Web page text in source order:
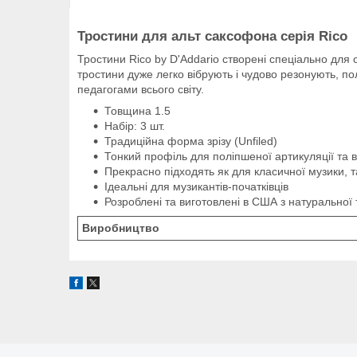
Тростини для альт саксофона серія Rico
Тростини Rico by D'Addario створені спеціально для
тростини дуже легко вібрують і чудово резонують,
педагогами всього світу.
Товщина 1.5
Набір: 3 шт.
Традиційна форма зрізу (Unfiled)
Тонкий профіль для поліпшеної артикуляції та
Прекрасно підходять як для класичної музики,
Ідеальні для музикантів-початківців
Розроблені та виготовлені в США з
Виробництво